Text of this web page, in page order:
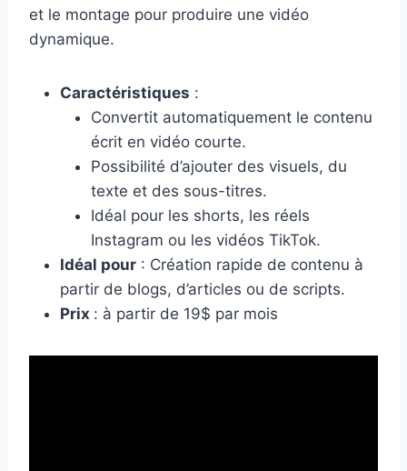
et le montage pour produire une vidéo
dynamique.
Caractéristiques :
Convertit automatiquement le contenu
écrit en vidéo courte.
Possibilité d’ajouter des visuels, du
texte et des sous-titres.
Idéal pour les shorts, les réels
Instagram ou les vidéos TikTok.
Idéal pour : Création rapide de contenu à
partir de blogs, d’articles ou de scripts.
Prix : à partir de 19$ par mois